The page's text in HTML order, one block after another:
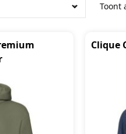
Toont
Clique